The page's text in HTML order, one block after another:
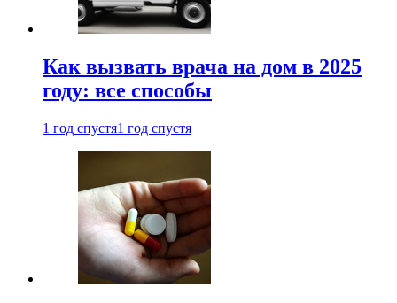
Как вызвать врача на дом в 2025
году: все способы
1 год спустя1 год спустя